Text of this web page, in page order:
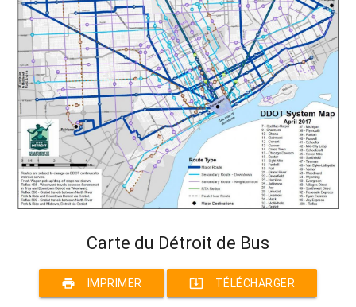
Carte du Détroit de Bus
print IMPRIMER system_update_alt TÉLÉCHARGER